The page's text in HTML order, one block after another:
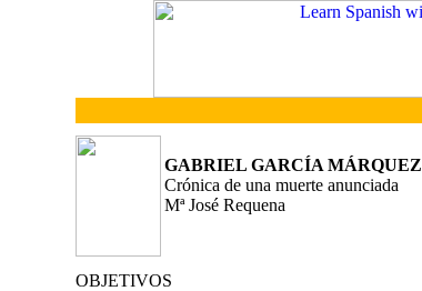
GABRIEL GARCÍA MÁRQUEZ
Crónica de una muerte anunciada
Mª José Requena
OBJETIVOS